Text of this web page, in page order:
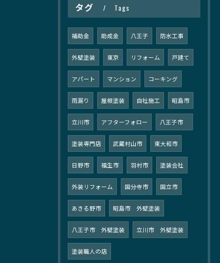
タグ Tags
補助金 助成金 八王子 防水工事
外壁塗装 東京 リフォーム 戸建て
アパート マンション コーキング
雨漏り 屋根塗装 自社施工 昭島市
立川市 アフターフォロー 八王子市
塗装専門店 武蔵村山市 東大和市
日野市 福生市 羽村市 塗装会社
外装リフォーム 国分寺市 国立市
あきる野市 昭島市 外壁塗装
八王子市 外壁塗装 立川市 外壁塗装
塗装職人の店